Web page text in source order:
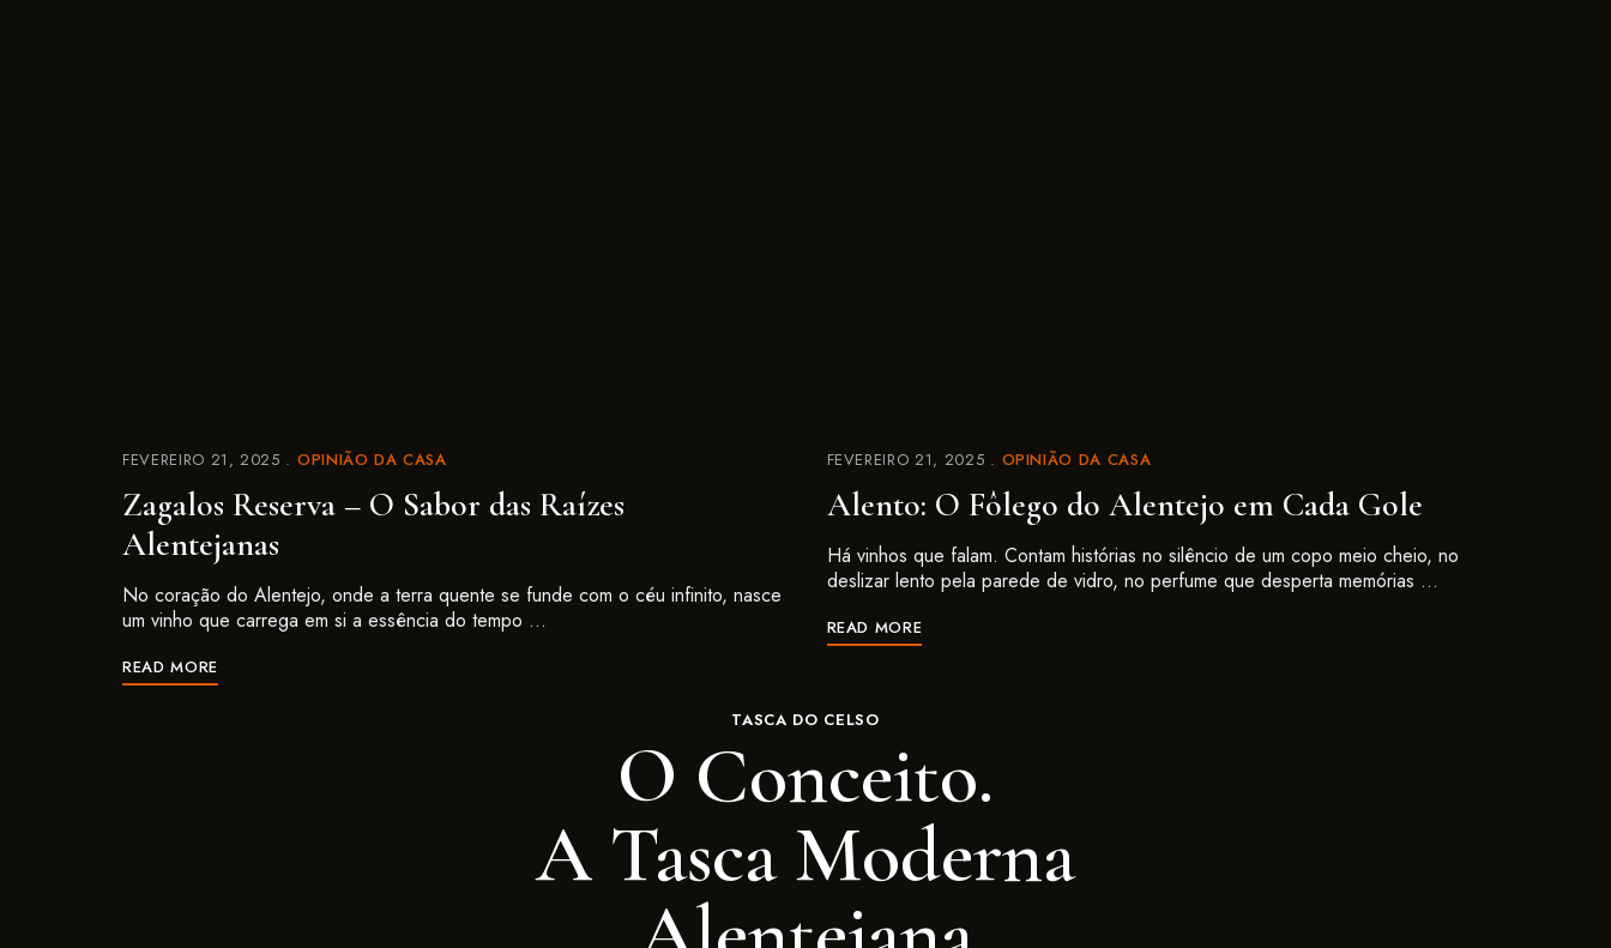
FEVEREIRO 21, 2025 OPINIÃO DA CASA
Zagalos Reserva – O Sabor das Raízes
Alentejanas
No coração do Alentejo, onde a terra quente se funde com o céu infinito, nasce
um vinho que carrega em si a essência do tempo …
READ MORE
FEVEREIRO 21, 2025 OPINIÃO DA CASA
Alento: O Fôlego do Alentejo em Cada Gole
Há vinhos que falam. Contam histórias no silêncio de um copo meio cheio, no
deslizar lento pela parede de vidro, no perfume que desperta memórias …
READ MORE
TASCA DO CELSO
O Conceito.
A Tasca Moderna